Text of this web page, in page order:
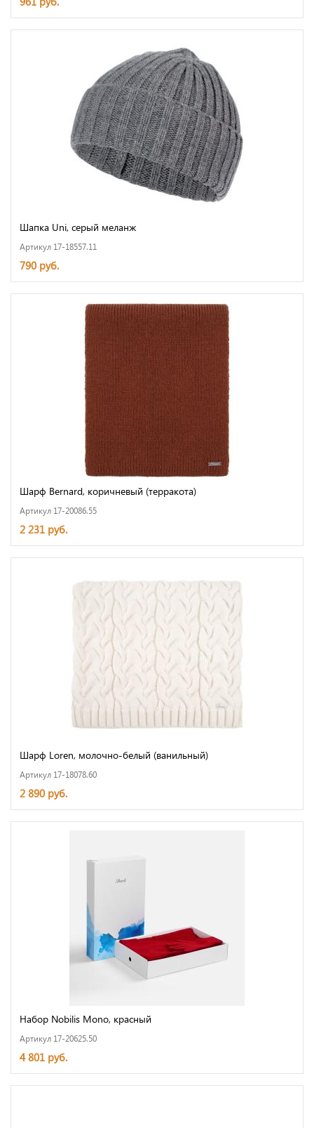
Шапка Uni, серый меланж
Артикул 17-18557.11
790 руб.
Шарф Bernard, коричневый (терракота)
Артикул 17-20086.55
2 231 руб.
Шарф Loren, молочно-белый (ванильный)
Артикул 17-18078.60
2 890 руб.
Набор Nobilis Mono, красный
Артикул 17-20625.50
4 801 руб.